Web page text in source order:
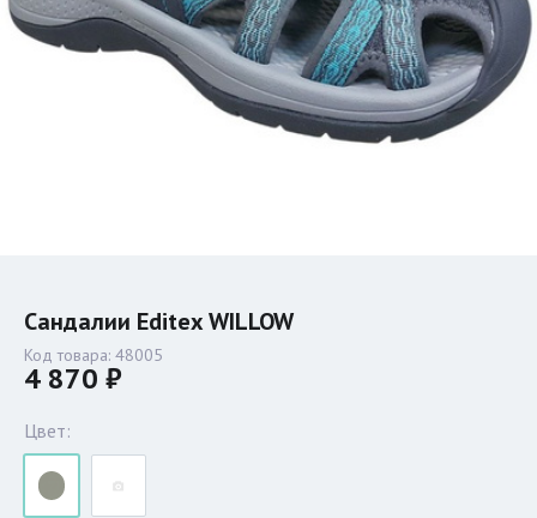
Сандалии Editex WILLOW
Код товара: 48005
4 870 ₽
Цвет: